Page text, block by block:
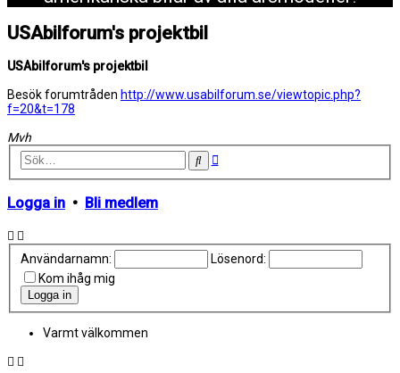
USAbilforum's projektbil
USAbilforum's projektbil
Besök forumtråden http://www.usabilforum.se/viewtopic.php?
f=20&t=178
Mvh
SökAvancerad
Logga in • Bli medlem
Användarnamn:
Lösenord:
Kom ihåg mig
Varmt välkommen